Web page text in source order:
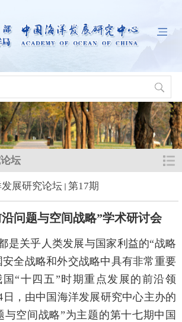
坛
展研究论坛 第17期
问题与空间战略”学术研讨会
是关乎人类发展与国家利益的“战略
安全战略和外交战略中具有非常重要
“十四五”时期重点发展的前沿领
日，由中国海洋发展研究中心主办的
与空间战略”为主题的第十七期中国